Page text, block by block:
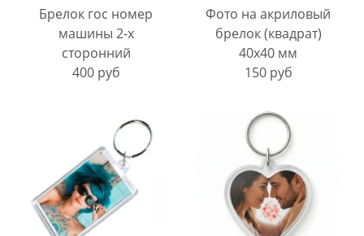
Брелок гос номер
машины 2-х
сторонний
400 руб
Фото на акриловый
брелок (квадрат)
40х40 мм
150 руб